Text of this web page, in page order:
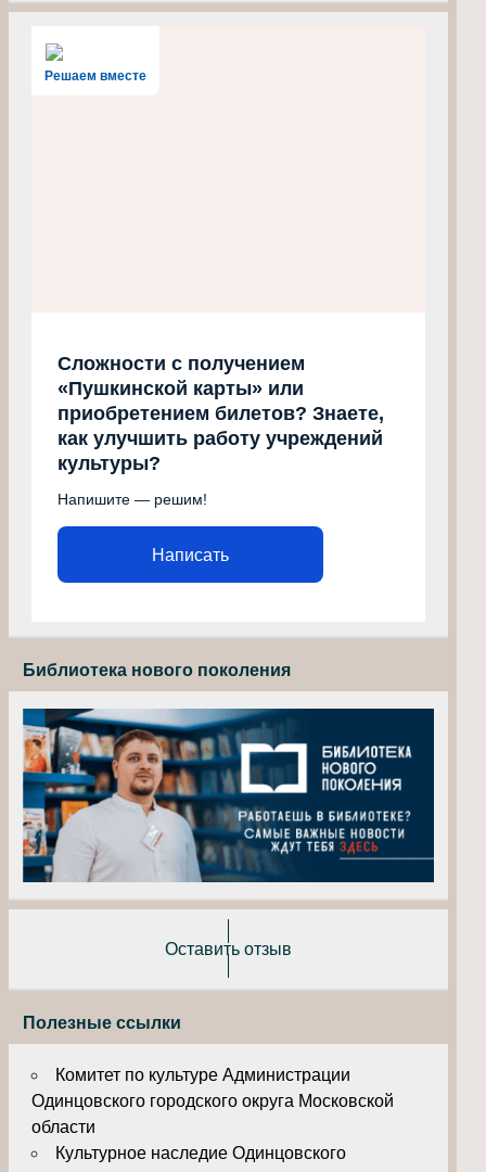
Решаем вместе
Сложности с получением
«Пушкинской карты» или
приобретением билетов? Знаете,
как улучшить работу учреждений
культуры?
Напишите — решим!
Написать
Библиотека нового поколения
Оставить отзыв
Полезные ссылки
Комитет по культуре Администрации
Одинцовского городского округа Московской
области
Культурное наследие Одинцовского